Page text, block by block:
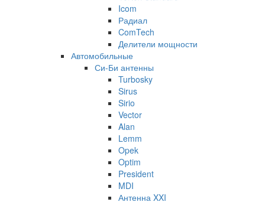
Icom
Радиал
ComTech
Делители мощности
Автомобильные
Си-Би антенны
Turbosky
Sirus
Sirio
Vector
Alan
Lemm
Opek
Optim
President
MDI
Антенна XXI